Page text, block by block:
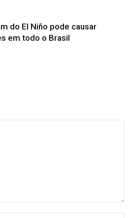
do El Niño pode causar
em todo o Brasil